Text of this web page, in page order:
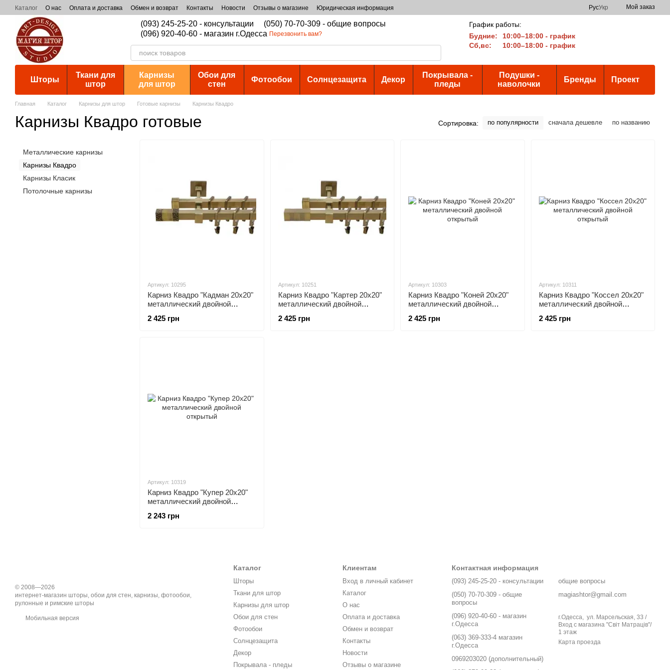
Перейти к основному контенту
Каталог О нас Оплата и доставка Обмен и возврат Контакты Новости Отзывы о магазине Юридическая информация РусУкр Мой заказ
(093) 245-25-20 - консультации
(050) 70-70-309 - общие вопросы
(096) 920-40-60 - магазин г.Одесса Перезвонить вам?
График работы:
Будние:
10:00–18:00 - график
Сб,вс:
10:00–18:00 - график
Шторы
Ткани для
штор
Карнизы
для штор
Обои для
стен
Фотообои Солнцезащита Декор
Покрывала -
пледы
Подушки -
наволочки
Бренды Проект
Главная Каталог Карнизы для штор Готовые карнизы Карнизы Квадро
Карнизы Квадро готовые Сортировка: по популярности сначала дешевле по названию
Артикул: 10295
Карниз Квадро "Кадман 20х20"
металлический двойной
2 425 грн
Артикул: 10251
Карниз Квадро "Картер 20х20"
металлический двойной
2 425 грн
Артикул: 10303
Карниз Квадро "Коней 20х20"
металлический двойной
2 425 грн
Артикул: 10311
Карниз Квадро "Коссел 20х20"
металлический двойной
2 425 грн
Артикул: 10319
Карниз Квадро "Купер 20х20"
металлический двойной
2 243 грн
Металлические карнизы
Карнизы Квадро
Карнизы Класик
Потолочные карнизы
© 2008—2026
интернет-магазин шторы, обои для стен, карнизы, фотообои,
рулонные и римские шторы
Мобильная версия
Каталог
Шторы
Ткани для штор
Карнизы для штор
Обои для стен
Фотообои
Солнцезащита
Декор
Покрывала - пледы
Клиентам
Вход в личный кабинет
Каталог
О нас
Оплата и доставка
Обмен и возврат
Контакты
Новости
Отзывы о магазине
Контактная информация
(093) 245-25-20 - консультации
(050) 70-70-309 - общие
вопросы
(096) 920-40-60 - магазин
г.Одесса
(063) 369-333-4 магазин
г.Одесса
0969203020 (дополнительный)
общие вопросы
magiashtor@gmail.com
г.Одесса, ул. Марсельская, 33 /
Вход с магазина "Світ Матраців"/
1 этаж
Карта проезда